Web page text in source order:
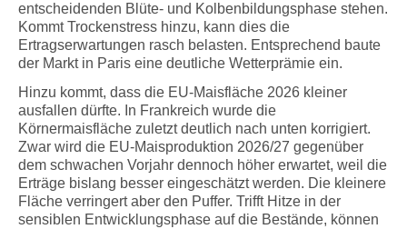
entscheidenden Blüte- und Kolbenbildungsphase stehen.
Kommt Trockenstress hinzu, kann dies die
Ertragserwartungen rasch belasten. Entsprechend baute
der Markt in Paris eine deutliche Wetterprämie ein.
Hinzu kommt, dass die EU-Maisfläche 2026 kleiner
ausfallen dürfte. In Frankreich wurde die
Körnermaisfläche zuletzt deutlich nach unten korrigiert.
Zwar wird die EU-Maisproduktion 2026/27 gegenüber
dem schwachen Vorjahr dennoch höher erwartet, weil die
Erträge bislang besser eingeschätzt werden. Die kleinere
Fläche verringert aber den Puffer. Trifft Hitze in der
sensiblen Entwicklungsphase auf die Bestände, können